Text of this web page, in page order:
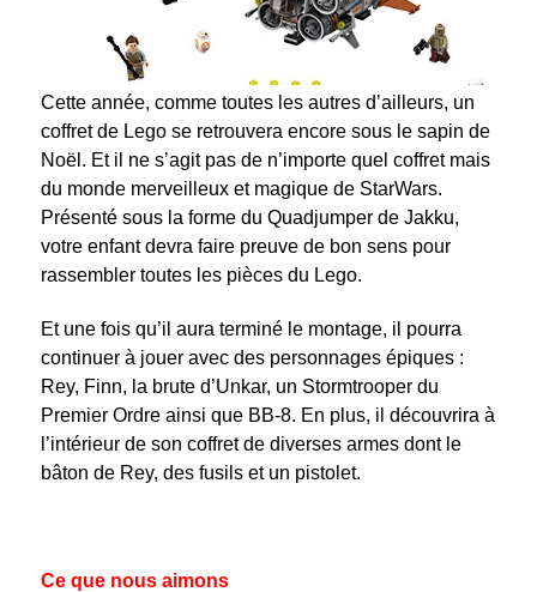
Cette année, comme toutes les autres d’ailleurs, un
coffret de Lego se retrouvera encore sous le sapin de
Noël. Et il ne s’agit pas de n’importe quel coffret mais
du monde merveilleux et magique de StarWars.
Présenté sous la forme du Quadjumper de Jakku,
votre enfant devra faire preuve de bon sens pour
rassembler toutes les pièces du Lego.
Et une fois qu’il aura terminé le montage, il pourra
continuer à jouer avec des personnages épiques :
Rey, Finn, la brute d’Unkar, un Stormtrooper du
Premier Ordre ainsi que BB-8. En plus, il découvrira à
l’intérieur de son coffret de diverses armes dont le
bâton de Rey, des fusils et un pistolet.
Ce que nous aimons